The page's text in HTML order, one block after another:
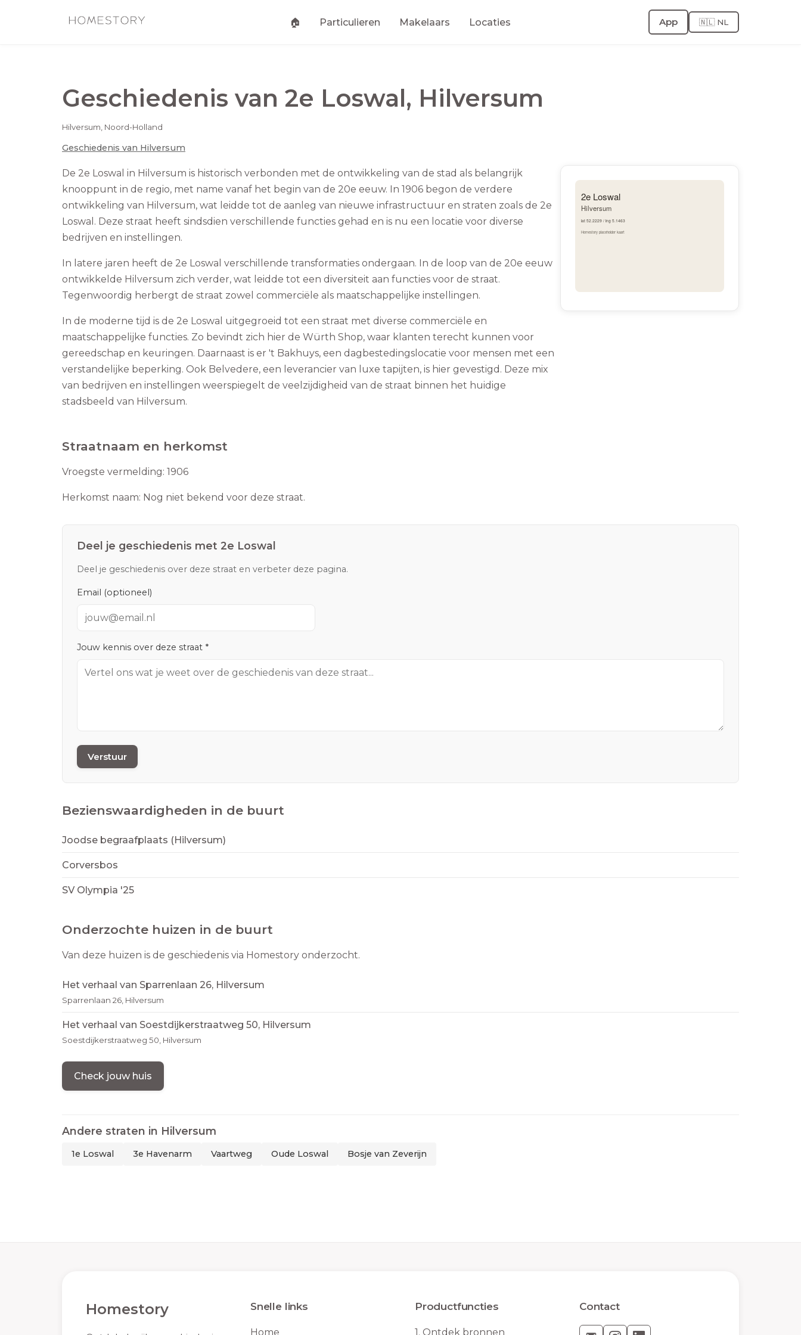
🏠 Particulieren Makelaars Locaties App 🇳🇱 NL
Geschiedenis van 2e Loswal, Hilversum
Hilversum, Noord-Holland
Geschiedenis van Hilversum
De 2e Loswal in Hilversum is historisch verbonden met de ontwikkeling van de stad als belangrijk
knooppunt in de regio, met name vanaf het begin van de 20e eeuw. In 1906 begon de verdere
ontwikkeling van Hilversum, wat leidde tot de aanleg van nieuwe infrastructuur en straten zoals de 2e
Loswal. Deze straat heeft sindsdien verschillende functies gehad en is nu een locatie voor diverse
bedrijven en instellingen.
In latere jaren heeft de 2e Loswal verschillende transformaties ondergaan. In de loop van de 20e eeuw
ontwikkelde Hilversum zich verder, wat leidde tot een diversiteit aan functies voor de straat.
Tegenwoordig herbergt de straat zowel commerciële als maatschappelijke instellingen.
In de moderne tijd is de 2e Loswal uitgegroeid tot een straat met diverse commerciële en
maatschappelijke functies. Zo bevindt zich hier de Würth Shop, waar klanten terecht kunnen voor
gereedschap en keuringen. Daarnaast is er 't Bakhuys, een dagbestedingslocatie voor mensen met een
verstandelijke beperking. Ook Belvedere, een leverancier van luxe tapijten, is hier gevestigd. Deze mix
van bedrijven en instellingen weerspiegelt de veelzijdigheid van de straat binnen het huidige
stadsbeeld van Hilversum.
Straatnaam en herkomst
Vroegste vermelding: 1906
Herkomst naam: Nog niet bekend voor deze straat.
Deel je geschiedenis met 2e Loswal
Deel je geschiedenis over deze straat en verbeter deze pagina.
Email (optioneel)
Jouw kennis over deze straat *
Verstuur
Bezienswaardigheden in de buurt
Joodse begraafplaats (Hilversum)
Corversbos
SV Olympia '25
Onderzochte huizen in de buurt
Van deze huizen is de geschiedenis via Homestory onderzocht.
Het verhaal van Sparrenlaan 26, Hilversum
Sparrenlaan 26, Hilversum
Het verhaal van Soestdijkerstraatweg 50, Hilversum
Soestdijkerstraatweg 50, Hilversum
Check jouw huis
Andere straten in Hilversum
1e Loswal 3e Havenarm Vaartweg Oude Loswal Bosje van Zeverijn
Homestory Snelle links
Home
Productfuncties
1. Ontdek bronnen
Contact